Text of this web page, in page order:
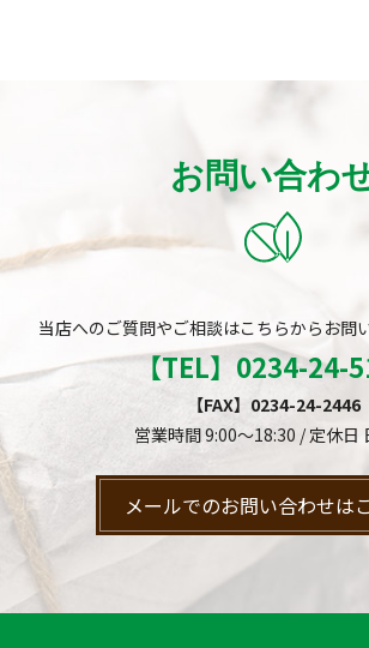
お問い合わ
当店へのご質問やご相談はこちらからお問
【TEL】 0234-24-
【FAX】0234-24-2446
営業時間 9:00～18:30 / 定休日
メールでのお問い合わせは